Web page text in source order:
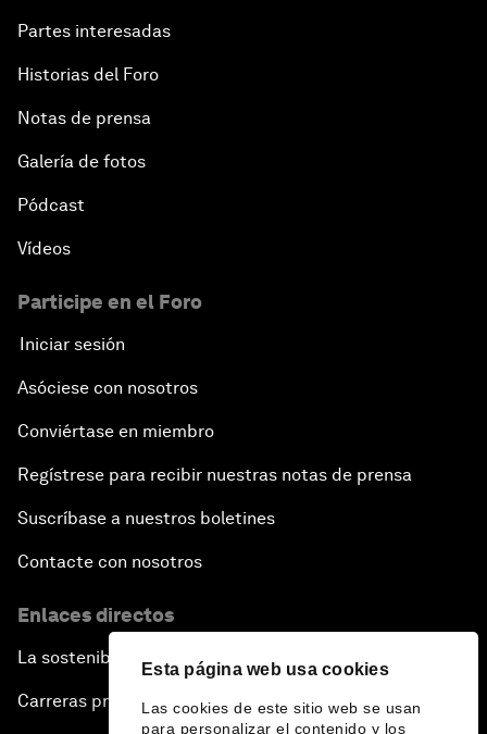
Esta página web usa cookies
Las cookies de este sitio web se usan
para personalizar el contenido y los
Partes interesadas
Historias del Foro
Notas de prensa
Galería de fotos
Pódcast
Vídeos
Participe en el Foro
Iniciar sesión
Asóciese con nosotros
Conviértase en miembro
Regístrese para recibir nuestras notas de prensa
Suscríbase a nuestros boletines
Contacte con nosotros
Enlaces directos
La sostenibilidad en el Foro
Carreras profesionales